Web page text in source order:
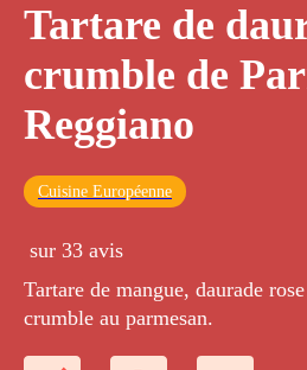
Tartare de
crumble de
Reggiano
Cuisine Européenne
sur 33 avis
Tartare de mangue, daurade
crumble au parmesan.